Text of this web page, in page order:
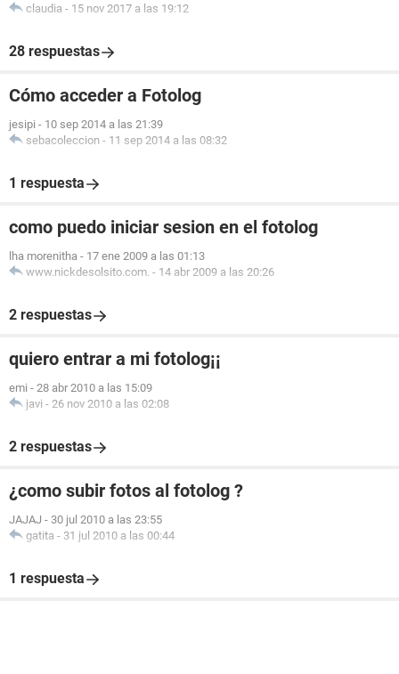
claudia - 15 nov 2017 a las 19:12
28 respuestas
Cómo acceder a Fotolog
jesipi - 10 sep 2014 a las 21:39
sebacoleccion - 11 sep 2014 a las 08:32
1 respuesta
como puedo iniciar sesion en el fotolog
lha morenitha - 17 ene 2009 a las 01:13
www.nickdesolsito.com. - 14 abr 2009 a las 20:26
2 respuestas
quiero entrar a mi fotolog¡¡
emi - 28 abr 2010 a las 15:09
javi - 26 nov 2010 a las 02:08
2 respuestas
¿como subir fotos al fotolog ?
JAJAJ - 30 jul 2010 a las 23:55
gatita - 31 jul 2010 a las 00:44
1 respuesta